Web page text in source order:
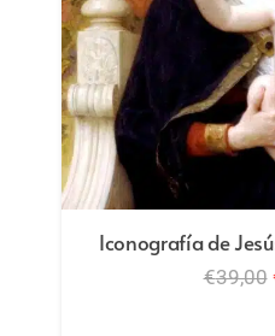
Restauración y
Pigmentos en